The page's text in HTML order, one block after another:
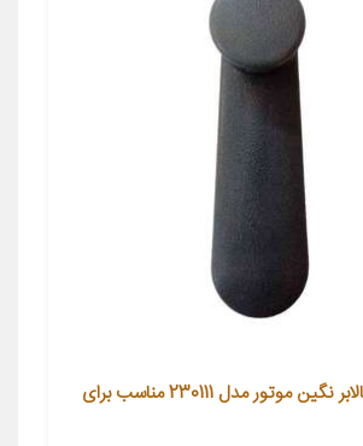
دستگیره شیشه بالابر نگین موتور مدل 230111 مناسب برای